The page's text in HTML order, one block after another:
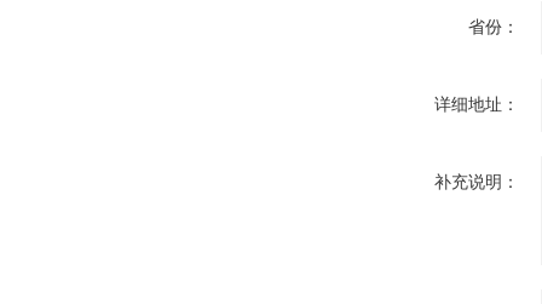
省份：
详细地址：
补充说明：